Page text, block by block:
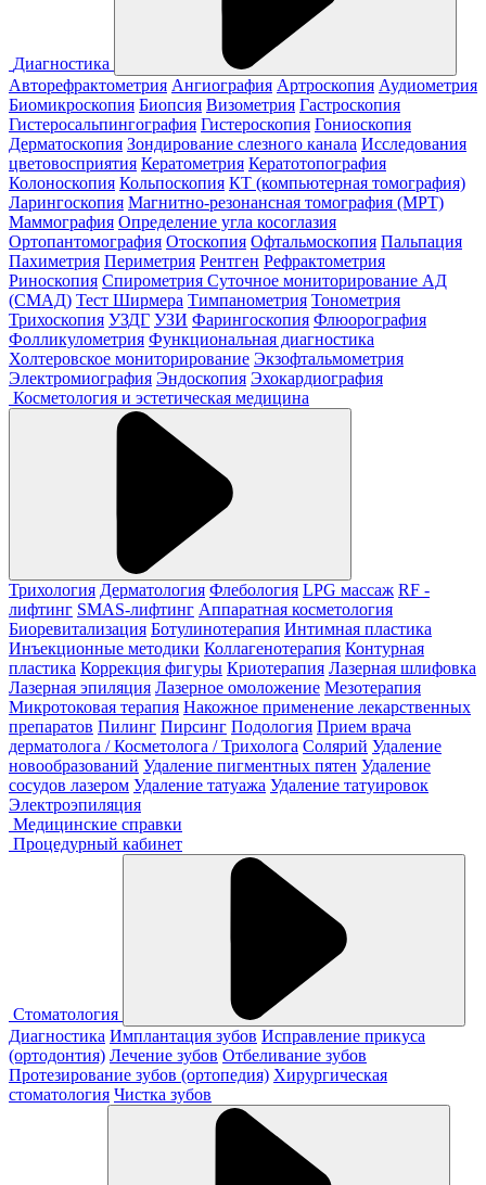
Диагностика
Авторефрактометрия Ангиография Артроскопия Аудиометрия
Биомикроскопия Биопсия Визометрия Гастроскопия
Гистеросальпингография Гистероскопия Гониоскопия
Дерматоскопия Зондирование слезного канала Исследования
цветовосприятия Кератометрия Кератотопография
Колоноскопия Кольпоскопия КТ (компьютерная томография)
Ларингоскопия Магнитно-резонансная томография (МРТ)
Маммография Определение угла косоглазия
Ортопантомография Отоскопия Офтальмоскопия Пальпация
Пахиметрия Периметрия Рентген Рефрактометрия
Риноскопия Спирометрия Суточное мониторирование АД
(СМАД) Тест Ширмера Тимпанометрия Тонометрия
Трихоскопия УЗДГ УЗИ Фарингоскопия Флюорография
Фолликулометрия Функциональная диагностика
Холтеровское мониторирование Экзофтальмометрия
Электромиография Эндоскопия Эхокардиография
Косметология и эстетическая медицина
Трихология Дерматология Флебология LPG массаж RF -
лифтинг SMAS-лифтинг Аппаратная косметология
Биоревитализация Ботулинотерапия Интимная пластика
Инъекционные методики Коллагенотерапия Контурная
пластика Коррекция фигуры Криотерапия Лазерная шлифовка
Лазерная эпиляция Лазерное омоложение Мезотерапия
Микротоковая терапия Накожное применение лекарственных
препаратов Пилинг Пирсинг Подология Прием врача
дерматолога / Косметолога / Трихолога Солярий Удаление
новообразований Удаление пигментных пятен Удаление
сосудов лазером Удаление татуажа Удаление татуировок
Электроэпиляция
Медицинские справки
Процедурный кабинет
Стоматология
Диагностика Имплантация зубов Исправление прикуса
(ортодонтия) Лечение зубов Отбеливание зубов
Протезирование зубов (ортопедия) Хирургическая
стоматология Чистка зубов